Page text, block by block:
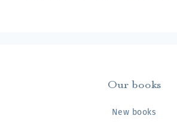
Our books
New books